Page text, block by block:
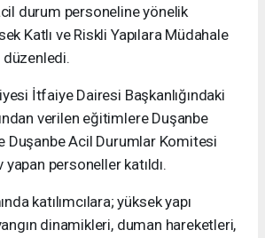
durum personeline yönelik
Katlı ve Riskli Yapılara Müdahale
düzenledi.
İtfaiye Dairesi Başkanlığındaki
verilen eğitimlere Duşanbe
Duşanbe Acil Durumlar Komitesi
personeller katıldı.
katılımcılara; yüksek yapı
dinamikleri, duman hareketleri,